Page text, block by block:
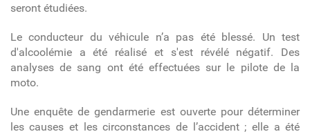
seront étudiées.
Le conducteur du véhicule n’a pas été blessé. Un test
d'alcoolémie a été réalisé et s'est révélé négatif. Des
analyses de sang ont été effectuées sur le pilote de la
moto.
Une enquête de gendarmerie est ouverte pour déterminer
les causes et les circonstances de l’accident ; elle a été